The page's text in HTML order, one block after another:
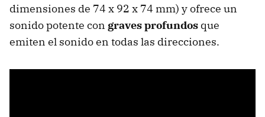
dimensiones de 74 x 92 x 74 mm) y ofrece un
sonido potente con graves profundos que
emiten el sonido en todas las direcciones.